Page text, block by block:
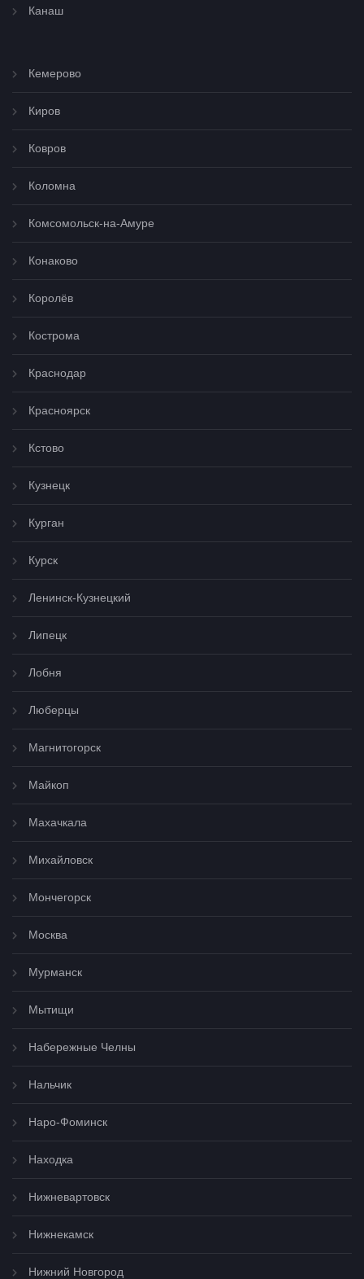
Канаш
Кемерово
Киров
Ковров
Коломна
Комсомольск-на-Амуре
Конаково
Королёв
Кострома
Краснодар
Красноярск
Кстово
Кузнецк
Курган
Курск
Ленинск-Кузнецкий
Липецк
Лобня
Люберцы
Магнитогорск
Майкоп
Махачкала
Михайловск
Мончегорск
Москва
Мурманск
Мытищи
Набережные Челны
Нальчик
Наро-Фоминск
Находка
Нижневартовск
Нижнекамск
Нижний Новгород